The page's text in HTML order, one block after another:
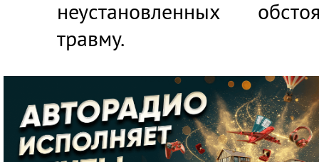
неустановленных
травму.